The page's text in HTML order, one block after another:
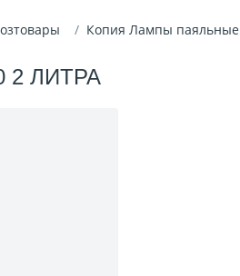
Копия Лампы паяльные
2 ЛИТРА